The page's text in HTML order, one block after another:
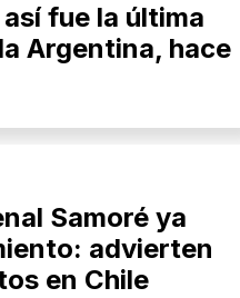
fue la última
Argentina, hace
Samoré ya
advierten
en Chile